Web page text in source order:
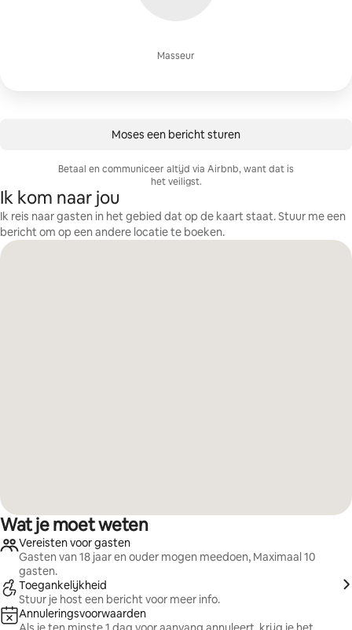
Masseur
Moses een bericht sturen
Betaal en communiceer altijd via Airbnb, want dat is
het veiligst.
Ik kom naar jou
Ik reis naar gasten in het gebied dat op de kaart staat. Stuur me een
bericht om op een andere locatie te boeken.
Wat je moet weten
Vereisten voor gasten
Gasten van 18 jaar en ouder mogen meedoen, Maximaal 10
gasten.
Toegankelijkheid
Stuur je host een bericht voor meer info.
Annuleringsvoorwaarden